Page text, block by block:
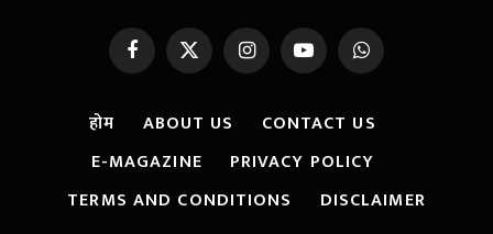
FacebookX
(Twitter)
InstagramYouTubeWhatsApp
होम ABOUT US
CONTACT US
E-MAGAZINE
PRIVACY POLICY
TERMS AND CONDITIONS
DISCLAIMER